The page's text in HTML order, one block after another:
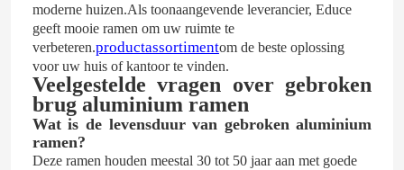
moderne huizen.Als toonaangevende leverancier, Educe
geeft mooie ramen om uw ruimte te
verbeteren.productassortimentom de beste oplossing
voor uw huis of kantoor te vinden.
Veelgestelde vragen over gebroken
brug aluminium ramen
Wat is de levensduur van gebroken aluminium
ramen?
Deze ramen houden meestal 30 tot 50 jaar aan met goede